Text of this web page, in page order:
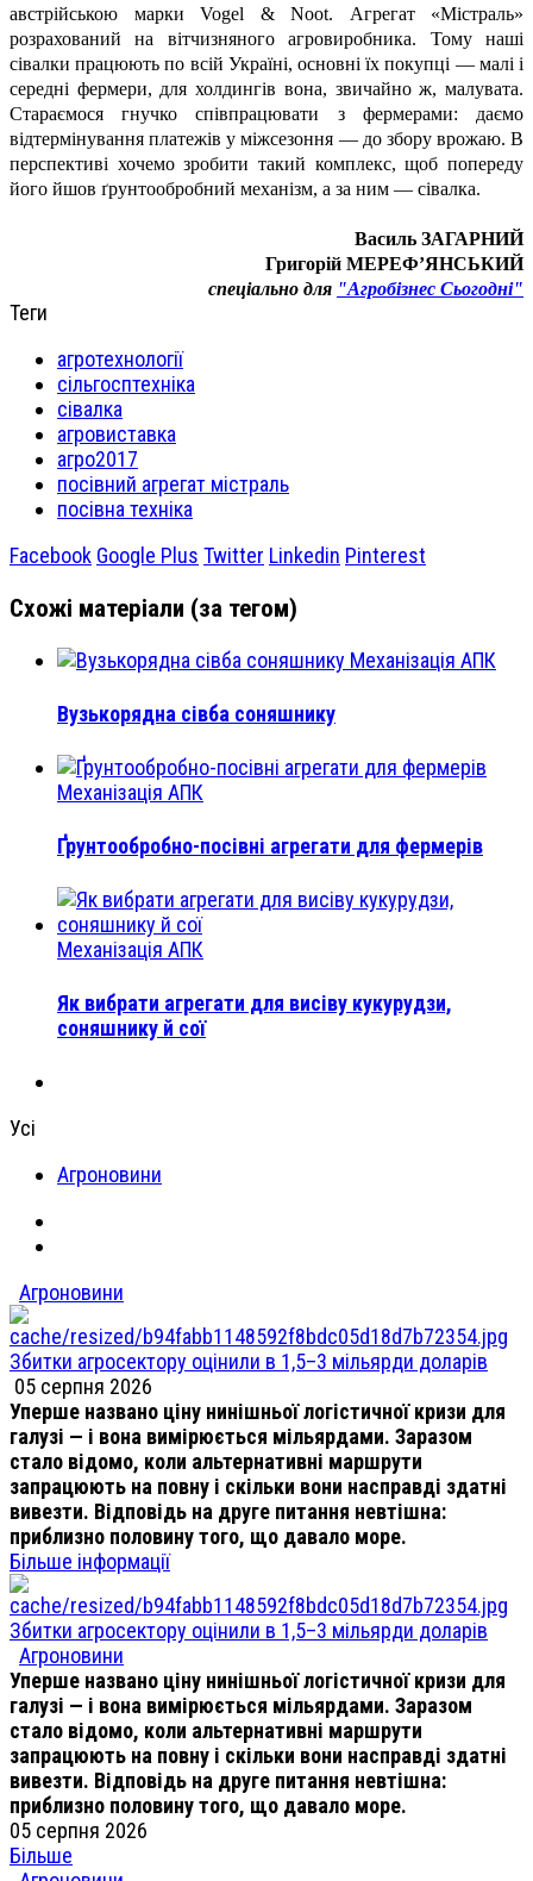
австрійською марки Vogel & Noot. Агрегат «Містраль»
розрахований на вітчизняного агровиробника. Тому наші
сівалки працюють по всій Україні, основні їх покупці — малі і
середні фермери, для холдингів вона, звичайно ж, малувата.
Стараємося гнучко співпрацювати з фермерами: даємо
відтермінування платежів у міжсезоння — до збору врожаю. В
перспективі хочемо зробити такий комплекс, щоб попереду
його йшов ґрунто­обробний механізм, а за ним — сівалка.
Василь ЗАГАРНИЙ
Григорій МЕРЕФ’ЯНСЬКИЙ
спеціально для "Агробізнес Сьогодні"
Теги
агротехнології
сільгосптехніка
сівалка
агровиставка
агро2017
посівний агрегат містраль
посівна техніка
Facebook Google Plus Twitter Linkedin Pinterest
Схожі матеріали (за тегом)
Механізація АПК
Вузькорядна сівба соняшнику
Механізація АПК
Ґрунтообробно-посівні агрегати для фермерів
Механізація АПК
Як вибрати агрегати для висіву кукурудзи,
соняшнику й сої
Усі
Агроновини
Агроновини
Збитки агросектору оцінили в 1,5–3 мільярди доларів
05 серпня 2026
Уперше названо ціну нинішньої логістичної кризи для
галузі — і вона вимірюється мільярдами. Заразом
стало відомо, коли альтернативні маршрути
запрацюють на повну і скільки вони насправді здатні
вивезти. Відповідь на друге питання невтішна:
приблизно половину того, що давало море.
Більше інформації
Збитки агросектору оцінили в 1,5–3 мільярди доларів
Агроновини
Уперше названо ціну нинішньої логістичної кризи для
галузі — і вона вимірюється мільярдами. Заразом
стало відомо, коли альтернативні маршрути
запрацюють на повну і скільки вони насправді здатні
вивезти. Відповідь на друге питання невтішна:
приблизно половину того, що давало море.
05 серпня 2026
Більше